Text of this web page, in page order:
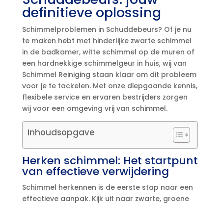
definitieve oplossing
Schimmelproblemen in Schuddebeurs? Of je nu
te maken hebt met hinderlijke zwarte schimmel
in de badkamer, witte schimmel op de muren of
een hardnekkige schimmelgeur in huis, wij van
Schimmel Reiniging staan klaar om dit probleem
voor je te tackelen.​ Met onze diepgaande kennis,
flexibele service en ervaren bestrijders zorgen
wij voor een omgeving vrij van schimmel.​
Inhoudsopgave
Herken schimmel: Het startpunt
van effectieve verwijdering
Schimmel herkennen is de eerste stap naar een
effectieve aanpak.​ Kijk uit naar zwarte, groene